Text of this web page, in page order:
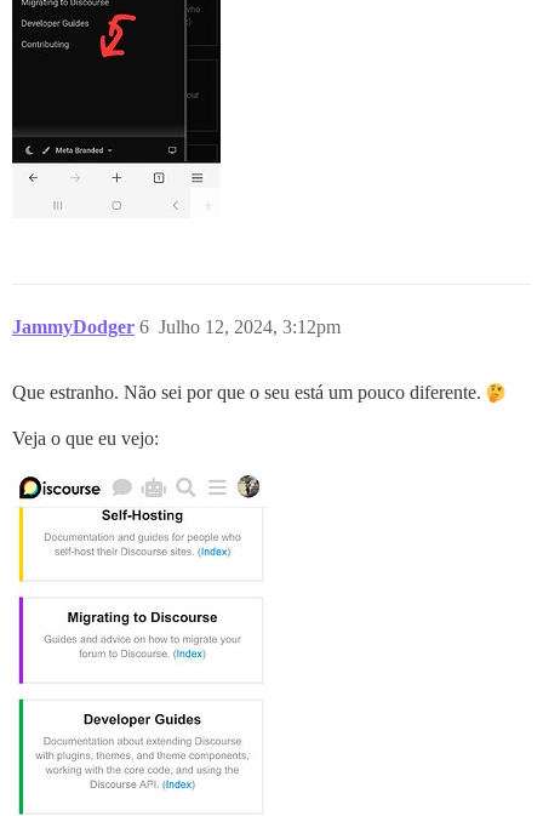
JammyDodger Julho 12, 2024, 3:12pm
6
Que estranho. Não sei por que o seu está um pouco diferente.
Veja o que eu vejo: